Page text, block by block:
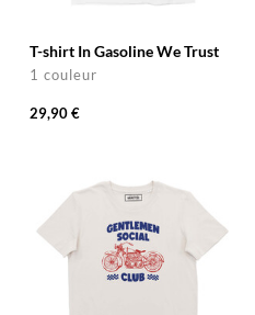
T-shirt In Gasoline We Trust
1 couleur
29,90 €